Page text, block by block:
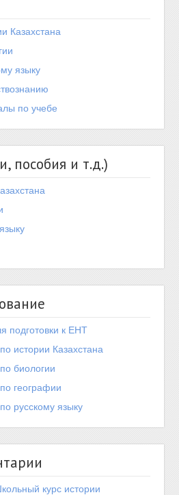
Казахстана
языку
по учебе
пособия и т.д.)
подготовки к ЕНТ
истории Казахстана
биологии
географии
русскому языку
курс истории